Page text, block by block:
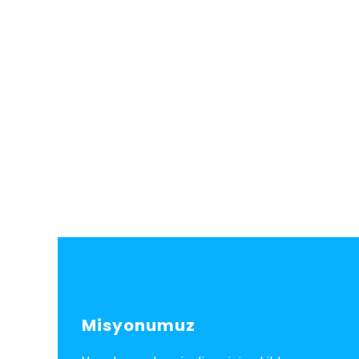
Misyonumuz